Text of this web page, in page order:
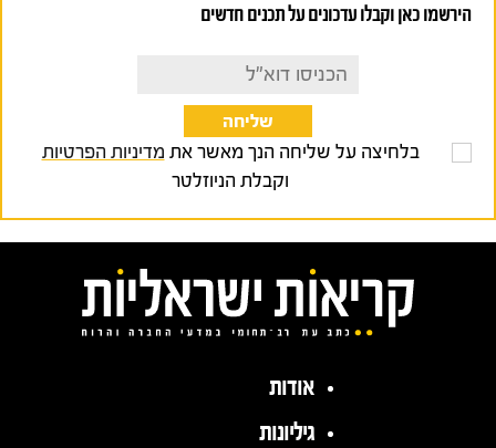
הירשמו כאן וקבלו עדכונים על תכנים חדשים
בלחיצה על שליחה הנך מאשר את מדיניות הפרטיות
וקבלת הניוזלטר
אודות
גיליונות